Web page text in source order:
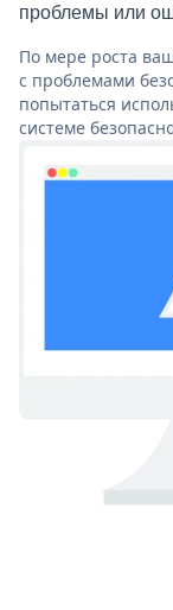
проблемы или
По мере роста
с проблемами
попытаться
системе